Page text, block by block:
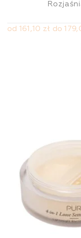
od 161,10 zł do